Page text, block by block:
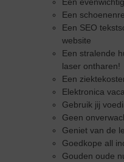
Een
Een
Een SEO
website
Een stralende
laser ontharen!
Een
Elektronica
Gebruik jij
Geen
Geniet van de
Goedkope all
Gouden oude